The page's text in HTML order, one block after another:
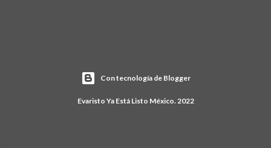
Con tecnología de Blogger
Evaristo Ya Está Listo México. 2022